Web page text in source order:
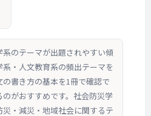
のテーマが出題されやすい傾
・人文教育系の頻出テーマを
書き方の基本を1冊で確認で
がおすすめです。社会防災学
・減災・地域社会に関するテ